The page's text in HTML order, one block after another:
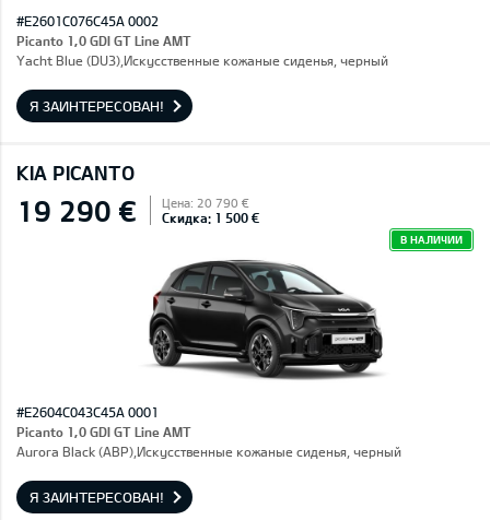
#E2601C076C45A 0002
Picanto 1,0 GDI GT Line AMT
Yacht Blue (DU3),Искусственные кожаные сиденья, черный
Я ЗАИНТЕРЕСОВАН!
KIA PICANTO
19 290 € Цена: 20 790 €
Скидка: 1 500 €
В НАЛИЧИИ
#E2604C043C45A 0001
Picanto 1,0 GDI GT Line AMT
Aurora Black (ABP),Искусственные кожаные сиденья, черный
Я ЗАИНТЕРЕСОВАН!